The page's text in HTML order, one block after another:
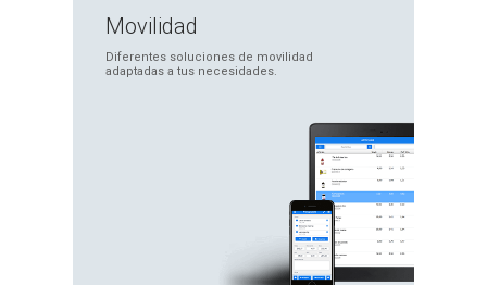
Movilidad
Diferentes soluciones de movilidad
adaptadas a tus necesidades.